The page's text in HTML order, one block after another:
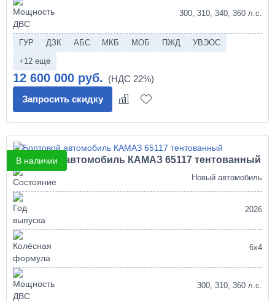
300, 310, 340, 360 л.с.
ГУР ДЗК АБС МКБ МОБ ПЖД
УВЭОС
+12 еще
12 600 000 руб.
Запросить скидку
В наличии
Бортовой автомобиль КАМАЗ 65117 тентованный
Новый автомобиль
2026
6х4
300, 310, 360 л.с.